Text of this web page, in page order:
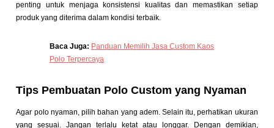
penting untuk menjaga konsistensi kualitas dan memastikan setiap
produk yang diterima dalam kondisi terbaik.
Baca Juga: Panduan Memilih Jasa Custom Kaos
Polo Terpercaya
Tips Pembuatan Polo Custom yang Nyaman
Agar polo nyaman, pilih bahan yang adem. Selain itu, perhatikan ukuran
yang sesuai. Jangan terlalu ketat atau longgar. Dengan demikian,